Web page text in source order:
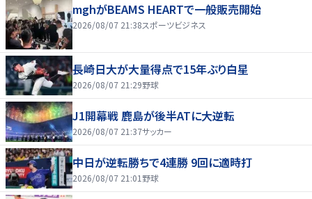
mghがBEAMS HEARTで一般販売開始
2026/08/07 21:38スポーツビジネス
長崎日大が大量得点で15年ぶり白星
2026/08/07 21:29野球
J1開幕戦 鹿島が後半ATに大逆転
2026/08/07 21:37サッカー
中日が逆転勝ちで4連勝 9回に適時打
2026/08/07 21:01 野球